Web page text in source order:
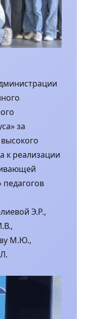
за
к реализации
Э.Р.,
М.Ю.,